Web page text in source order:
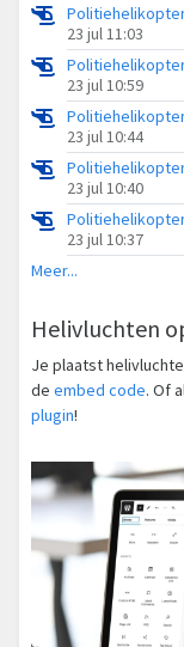
23 jul 11:03
23 jul 10:59
23 jul 10:44
23 jul 10:40
23 jul 10:37
Meer...
Helivluchten
Je plaatst
de embed code. Of
plugin!